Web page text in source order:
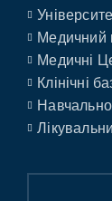
Медичний
Медичні
Клінічні